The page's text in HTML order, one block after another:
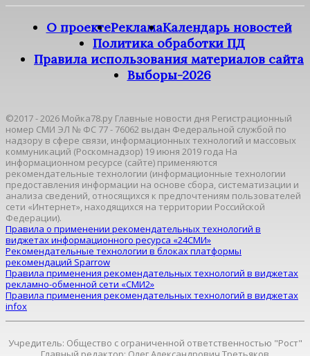
О проектеРекламаКалендарь новостей
Политика обработки ПД
Правила использования материалов сайта
Выборы-2026
©2017 - 2026 Мойка78.ру Главные новости дня Регистрационный
номер СМИ ЭЛ № ФС 77 - 76062 выдан Федеральной службой по
надзору в сфере связи, информационных технологий и массовых
коммуникаций (Роскомнадзор) 19 июня 2019 года На
информационном ресурсе (сайте) применяются
рекомендательные технологии (информационные технологии
предоставления информации на основе сбора, систематизации и
анализа сведений, относящихся к предпочтениям пользователей
сети «Интернет», находящихся на территории Российской
Федерации).
Правила о применении рекомендательных технологий в
виджетах информационного ресурса «24СМИ»
Рекомендательные технологии в блоках платформы
рекомендаций Sparrow
Правила применения рекомендательных технологий в виджетах
рекламно-обменной сети «СМИ2»
Правила применения рекомендательных технологий в виджетах
infox
Учредитель: Общество с ограниченной ответственностью "Рост"